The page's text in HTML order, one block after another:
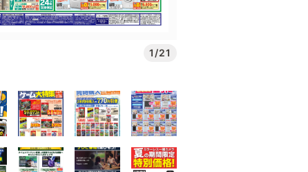
1/21